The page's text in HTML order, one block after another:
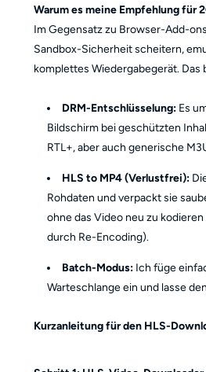
Warum es meine Empfehlung für
Im Gegensatz zu Browser-Add-
Sandbox-Sicherheit scheitern,
komplettes Wiedergabegerät. Das
DRM-Entschlüsselung: Es
Bildschirm bei geschützten
RTL+, aber auch generische
HLS to MP4 (Verlustfrei):
Rohdaten und verpackt sie
ohne das Video neu zu
durch Re-Encoding).
Batch-Modus: Ich füge
Warteschlange ein und lasse
Kurzanleitung für den HLS-